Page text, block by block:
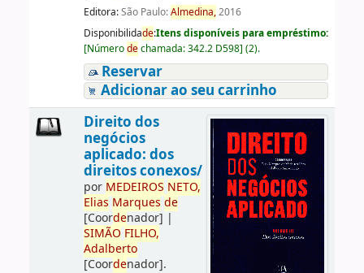
Editora:São Paulo:Almedina,2016
Disponibilidade:Itens disponíveis para empréstimo:
[Númerodechamada:342.2 D598] (2).
Reservar
Adicionar ao seu carrinho
Direito dos
negócios
aplicado: dos
direitos conexos/
por MEDEIROS NETO,
Elias Marques de
[Coordenador] |
SIMÃO FILHO,
Adalberto
[Coordenador].